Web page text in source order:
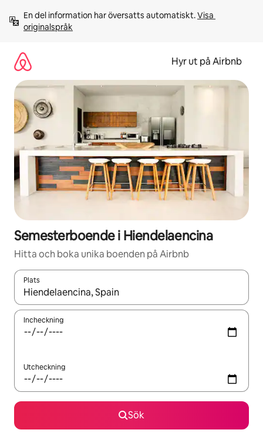
innehåll
En del information har översatts automatiskt. Visa
originalspråk
Hyr ut på Airbnb
Semesterboende i Hiendelaencina
Hitta och boka unika boenden på Airbnb
Plats
När resultaten är tillgängliga kan du navigera med upp- och
Incheckning
Utcheckning
Sök